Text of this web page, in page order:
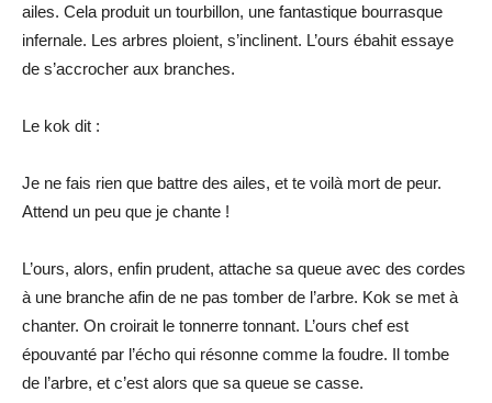
ailes. Cela produit un tourbillon, une fantastique bourrasque
infernale. Les arbres ploient, s’inclinent. L’ours ébahit essaye
de s’accrocher aux branches.
Le kok dit :
Je ne fais rien que battre des ailes, et te voilà mort de peur.
Attend un peu que je chante !
L’ours, alors, enfin prudent, attache sa queue avec des cordes
à une branche afin de ne pas tomber de l’arbre. Kok se met à
chanter. On croirait le tonnerre tonnant. L’ours chef est
épouvanté par l’écho qui résonne comme la foudre. Il tombe
de l’arbre, et c’est alors que sa queue se casse.